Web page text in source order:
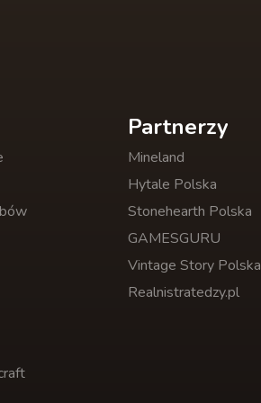
Partnerzy
Mineland
Hytale Polska
Stonehearth Polska
GAMESGURU
Vintage Story Polska
Realnistratedzy.pl